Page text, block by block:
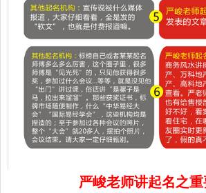
严峻老师讲起名之